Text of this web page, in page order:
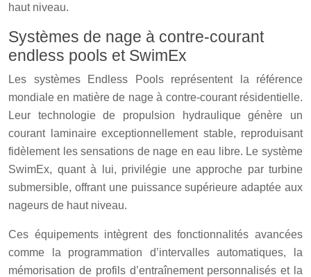
haut niveau.
Systèmes de nage à contre-courant
endless pools et SwimEx
Les systèmes Endless Pools représentent la référence
mondiale en matière de nage à contre-courant résidentielle.
Leur technologie de propulsion hydraulique génère un
courant laminaire exceptionnellement stable, reproduisant
fidèlement les sensations de nage en eau libre. Le système
SwimEx, quant à lui, privilégie une approche par turbine
submersible, offrant une puissance supérieure adaptée aux
nageurs de haut niveau.
Ces équipements intègrent des fonctionnalités avancées
comme la programmation d’intervalles automatiques, la
mémorisation de profils d’entraînement personnalisés et la